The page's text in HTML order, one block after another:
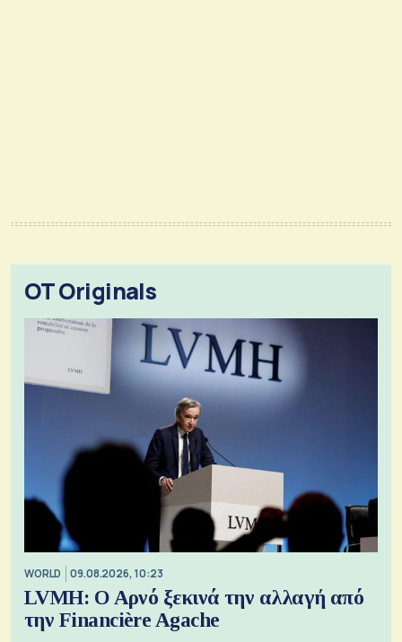
OT Originals
WORLD 09.08.2026, 10:23
LVMH: Ο Αρνό ξεκινά την αλλαγή από
την Financière Agache